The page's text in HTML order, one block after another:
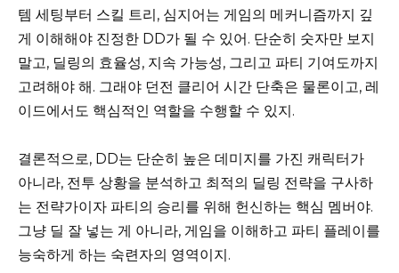
템 세팅부터 스킬 트리, 심지어는 게임의 메커니즘까지 깊
게 이해해야 진정한 DD가 될 수 있어. 단순히 숫자만 보지
말고, 딜링의 효율성, 지속 가능성, 그리고 파티 기여도까지
고려해야 해. 그래야 던전 클리어 시간 단축은 물론이고, 레
이드에서도 핵심적인 역할을 수행할 수 있지.
결론적으로, DD는 단순히 높은 데미지를 가진 캐릭터가
아니라, 전투 상황을 분석하고 최적의 딜링 전략을 구사하
는 전략가이자 파티의 승리를 위해 헌신하는 핵심 멤버야.
그냥 딜 잘 넣는 게 아니라, 게임을 이해하고 파티 플레이를
능숙하게 하는 숙련자의 영역이지.